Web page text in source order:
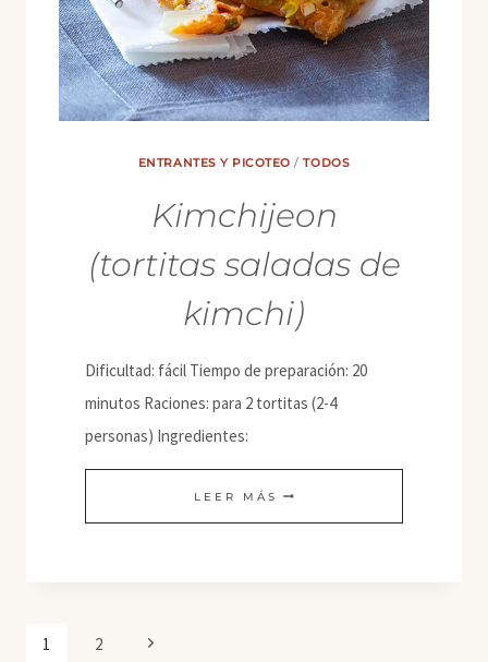
ENTRANTES Y PICOTEO /TODOS
Kimchijeon
(tortitas saladas de
kimchi)
Dificultad: fácil Tiempo de preparación: 20
minutos Raciones: para 2 tortitas (2-4
personas) Ingredientes:
LEER MÁS KIMCHIJEON
(TORTITAS
Navegación
1 2 Siguiente